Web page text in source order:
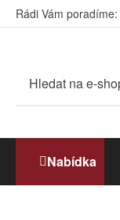
Rádi Vám poradíme:
Nabídka